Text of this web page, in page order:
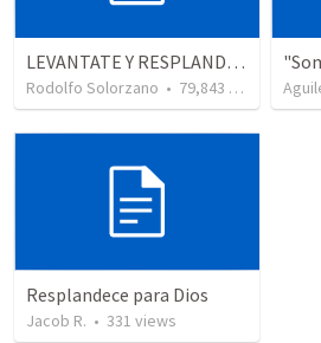
LEVANTATE Y RESPLANDECE
Rodolfo Solorzano • 79,843 views
Resplandece para Dios
Jacob R. • 331 views